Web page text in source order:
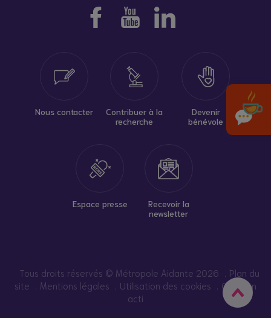
Nous contacter
Contribuer à la
recherche
Devenir
bénévole
Espace presse
Recevoir la
newsletter
Tous droits réservés © Métropole Aidante 2026
Plan du
site
Mentions légales Utilisation des cookies
Création
acti